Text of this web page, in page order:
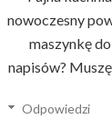
nowoczesny
maszynkę
napisów?
Odpowiedzi